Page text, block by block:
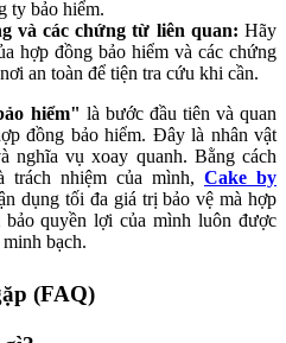
ty bảo hiểm.
và các chứng từ liên quan: Hãy
hợp đồng bảo hiểm và các chứng
an toàn để tiện tra cứu khi cần.
hiểm" là bước đầu tiên và quan
đồng bảo hiểm. Đây là nhân vật
nghĩa vụ xoay quanh. Bằng cách
nhiệm của mình, Cake by
dụng tối đa giá trị bảo vệ mà hợp
quyền lợi của mình luôn được
bạch.
(FAQ)